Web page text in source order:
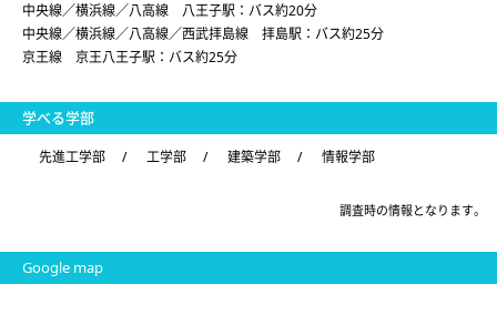
中央線／横浜線／八高線 八王子駅：バス約20分
中央線／横浜線／八高線／西武拝島線 拝島駅：バス約25分
京王線 京王八王子駅：バス約25分
学べる学部
先進工学部 / 工学部 / 建築学部 / 情報学部
調査時の情報となります。
Google map